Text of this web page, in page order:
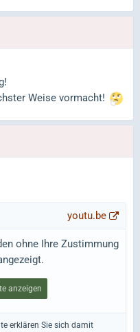
Weise vormacht!
youtu.be
ohne Ihre Zustimmung
anzeigen
erklären Sie sich damit